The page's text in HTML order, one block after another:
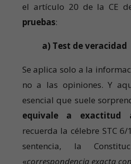
el artículo 20 de la CE
pruebas:
a) Test de veracidad
Se aplica solo a la
no a las opiniones. Y
esencial que suele
equivale a exactitud
recuerda la célebre STC
sentencia, la
«correspondencia exacta